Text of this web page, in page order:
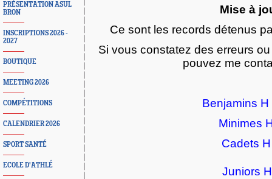
PRÉSENTATION ASUL
BRON
INSCRIPTIONS 2026 -
2027
BOUTIQUE
MEETING 2026
COMPÉTITIONS
CALENDRIER 2026
SPORT SANTÉ
ECOLE D'ATHLÉ
Mise à
Ce sont les records détenus
Si vous constatez des erreurs
pouvez me
Benjamins H
Minimes
Cadets
Juniors H